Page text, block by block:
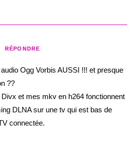
RÉPONDRE
Ogg Vorbis AUSSI !!! et presque
??
et mes mkv en h264 fonctionnent
DLNA sur une tv qui est bas de
connectée.